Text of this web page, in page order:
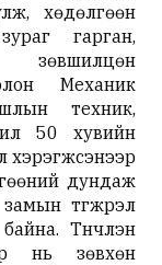
хөдөлгөөн
гарган,
зөвшилцөн
Механик
техник,
50 хувийн
хэрэгжсэнээр
дундаж
түгжрэл
Түүнчлэн
нь зөвхөн